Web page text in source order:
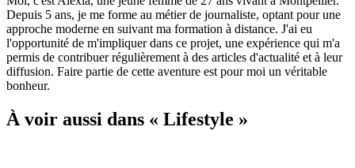
Depuis 5 ans, je me forme au métier de journaliste, optant pour une
approche moderne en suivant ma formation à distance. J'ai eu
l'opportunité de m'impliquer dans ce projet, une expérience qui m'a
permis de contribuer régulièrement à des articles d'actualité et à leur
diffusion. Faire partie de cette aventure est pour moi un véritable
bonheur.
À voir aussi dans « Lifestyle »